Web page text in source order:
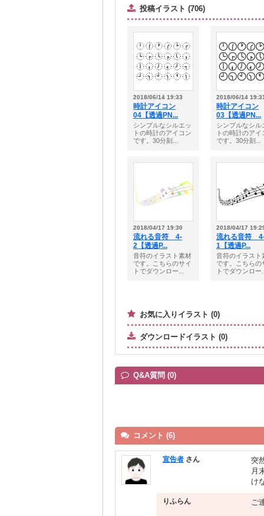
投稿イラスト (706)
2018/06/14 19:33
時計アイコン
04【透過PN...
シンプルなシルエッ
トの時計のアイコン
です。30分刻...
2018/06/14
時計アイコン
03【透過PN...
シンプルなシル
トの時計のアイ
です。30分刻...
2018/04/17 19:30
流れる音符 4-
2【透過P...
音符のイラスト素材
です。こちらのサイ
トでダウンロー...
2018/04/17
流れる音符
1【透過P...
音符のイラスト
です。こちらの
トでダウンロー
お気に入りイラスト (0)
ダウンロードイラスト (0)
Q&A質問 (0)
コメント (6)
宣告者 さん
突
月
け
りふらん ご